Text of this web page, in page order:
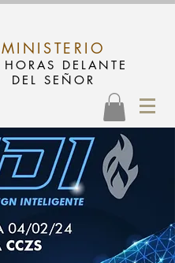
MINISTERIO
DELANTE
DEL SEÑOR